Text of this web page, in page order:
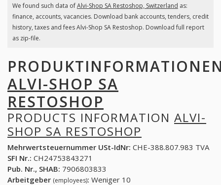
We found such data ofAlvi-Shop SA Restoshop, Switzerland as:
finance, accounts, vacancies. Download bank accounts, tenders, credit
history, taxes and fees Alvi-Shop SA Restoshop. Download full report
as zip-file.
ALVI-SHOP SA
RESTOSHOP
PRODUCTS INFORMATION ALVI-
SHOP SA RESTOSHOP
Mehrwertsteuernummer USt-IdNr: CHE-388.807.983 TVA
SFI Nr.: CH24753843271
Pub. Nr., SHAB: 7906803833
Arbeitgeber (employees): Weniger 10